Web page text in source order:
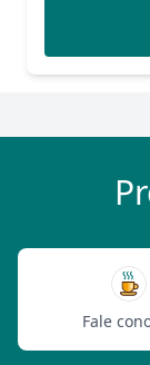
Fale